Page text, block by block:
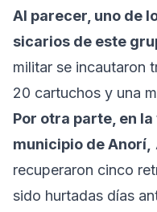
Al parecer, uno de
sicarios de este
militar se incautaron
20 cartuchos y una
Por otra parte, en
municipio de Anorí,
recuperaron cinco
sido hurtadas días